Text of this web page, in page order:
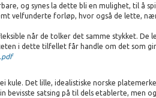
og synes la dette bli en mulighet, til å
velfunderte forløp, hvor også de lette,
når de tolker det samme stykket.
i dette tilfellet får handle om det som
kule. Det lille, idealistiske norske
bevisste satsing på til dels etablerte, men